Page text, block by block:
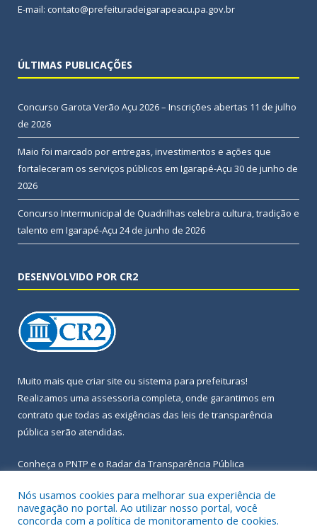
E-mail: contato@prefeituradeigarapeacu.pa.gov.br
ÚLTIMAS PUBLICAÇÕES
Concurso Garota Verão Açu 2026 – Inscrições abertas 11 de julho
de 2026
Maio foi marcado por entregas, investimentos e ações que
fortaleceram os serviços públicos em Igarapé-Açu 30 de junho de
2026
Concurso Intermunicipal de Quadrilhas celebra cultura, tradição e
talento em Igarapé-Açu 24 de junho de 2026
DESENVOLVIDO POR CR2
Muito mais que criar site ou sistema para prefeituras!
Realizamos uma assessoria completa, onde garantimos em
contrato que todas as exigências das leis de transparência
pública serão atendidas.
Conheça o PNTP e o Radar da Transparência Pública
Nós usamos cookies para melhorar sua experiência de
navegação no portal. Ao utilizar nosso portal, você
concorda com a política de monitoramento de cookies.